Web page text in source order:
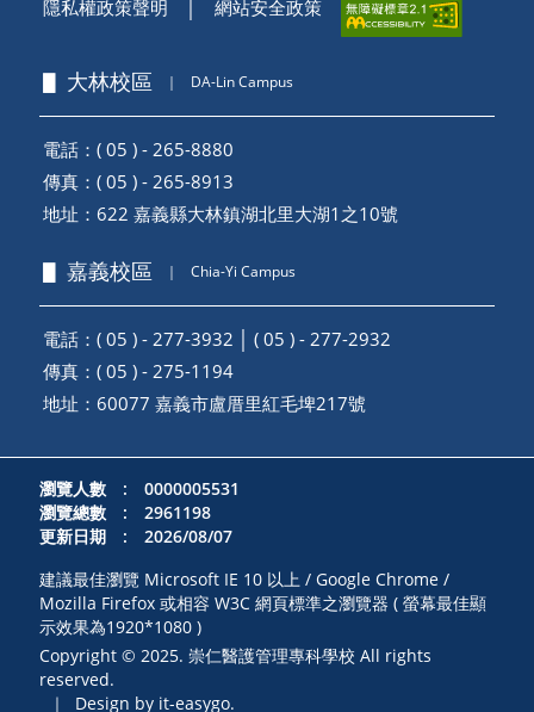
隱私權政策聲明
網站安全政策
▋ 大林校區 ｜ DA-Lin Campus
電話：( 05 ) - 265-8880
傳真：( 05 ) - 265-8913
地址： 622 嘉義縣大林鎮湖北里大湖1之10號
▋ 嘉義校區 ｜ Chia-Yi Campus
電話：( 05 ) - 277-3932 │ ( 05 ) - 277-2932
傳真：( 05 ) - 275-1194
地址： 60077 嘉義市盧厝里紅毛埤217號
瀏覽人數 : 0000005531
瀏覽總數 : 2961198
更新日期 : 2026/08/07
建議最佳瀏覽 Microsoft IE 10 以上 / Google Chrome /
Mozilla Firefox 或相容 W3C 網頁標準之瀏覽器 ( 螢幕最佳顯
示效果為1920*1080 )
Copyright © 2025. 崇仁醫護管理專科學校 All rights
reserved.
｜
Design by it-easygo.